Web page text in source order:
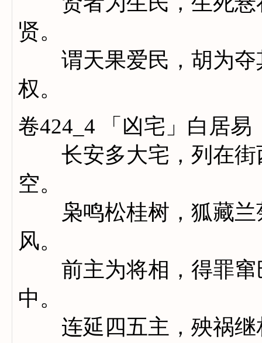
贤。
谓天果爱民，胡为夺
权。
卷424_4 「凶宅」白居易
长安多大宅，列在街
空。
枭鸣松桂树，狐藏兰
风。
前主为将相，得罪窜
中。
连延四五主，殃祸继